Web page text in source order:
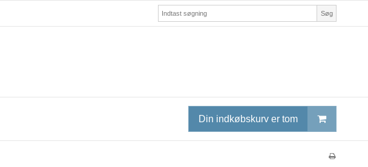
Søg
Din indkøbskurv er tom